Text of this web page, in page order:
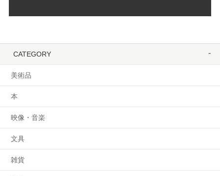
CATEGORY
美術品
本
映像・音楽
文具
雑貨